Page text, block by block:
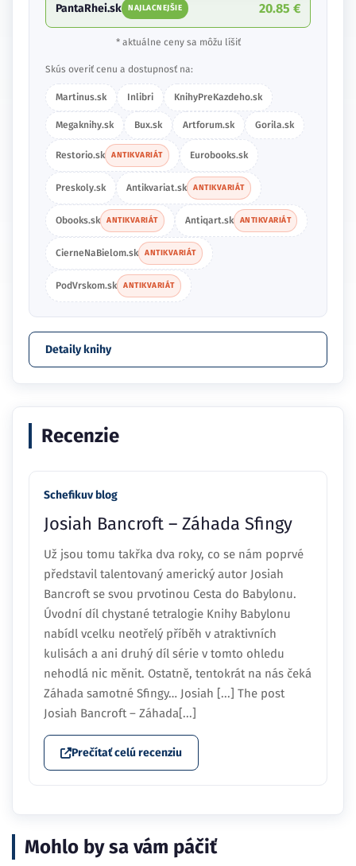
PantaRhei.sk NAJLACNEJŠIE 20.85 €
* aktuálne ceny sa môžu líšiť
Skús overiť cenu a dostupnosť na:
Martinus.sk Inlibri KnihyPreKazdeho.sk
Megaknihy.sk Bux.sk Artforum.sk Gorila.sk
Restorio.sk ANTIKVARIÁT Eurobooks.sk
Preskoly.sk Antikvariat.sk ANTIKVARIÁT
Obooks.sk ANTIKVARIÁT Antiqart.sk ANTIKVARIÁT
CierneNaBielom.sk ANTIKVARIÁT
PodVrskom.sk ANTIKVARIÁT
Detaily knihy
Recenzie
Schefikuv blog
Josiah Bancroft – Záhada Sfingy
Už jsou tomu takřka dva roky, co se nám poprvé
představil talentovaný americký autor Josiah
Bancroft se svou prvotinou Cesta do Babylonu.
Úvodní díl chystané tetralogie Knihy Babylonu
nabídl vcelku neotřelý příběh v atraktivních
kulisách a ani druhý díl série v tomto ohledu
nehodlá nic měnit. Ostatně, tentokrát na nás čeká
Záhada samotné Sfingy… Josiah [...] The post
Josiah Bancroft – Záhada[...]
Prečítať celú recenziu
Mohlo by sa vám páčiť